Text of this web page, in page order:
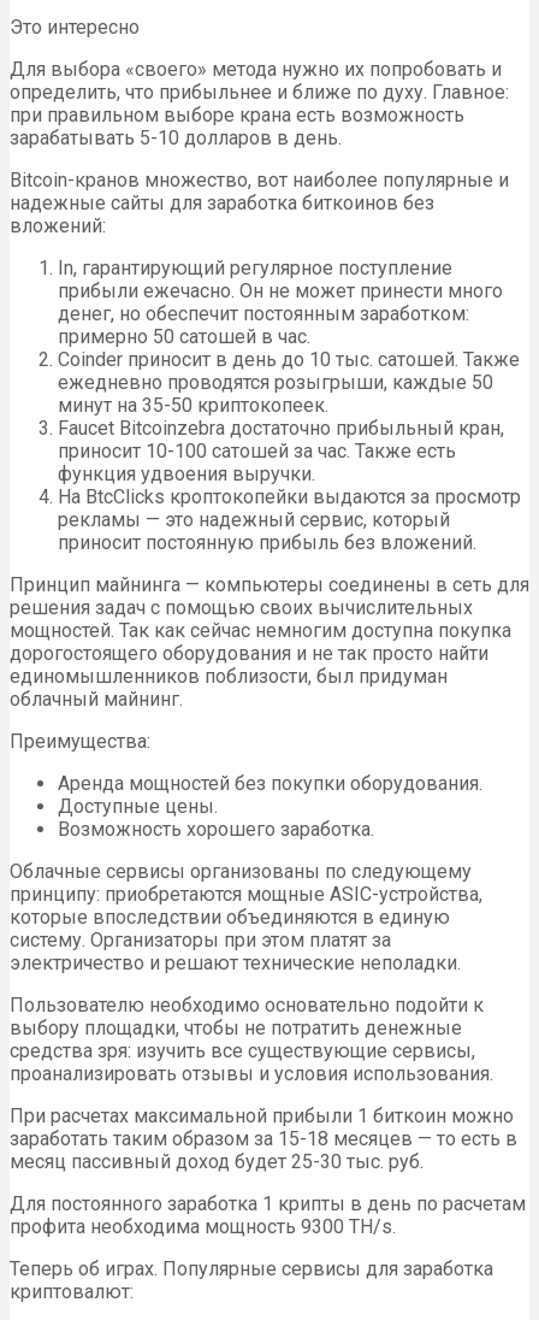
Это интересно
Для выбора «своего» метода нужно их попробовать и
определить, что прибыльнее и ближе по духу. Главное:
при правильном выборе крана есть возможность
зарабатывать 5-10 долларов в день.
Bitcoin-кранов множество, вот наиболее популярные и
надежные сайты для заработка биткоинов без
вложений:
In, гарантирующий регулярное поступление
прибыли ежечасно. Он не может принести много
денег, но обеспечит постоянным заработком:
примерно 50 сатошей в час.
Coinder приносит в день до 10 тыс. сатошей. Также
ежедневно проводятся розыгрыши, каждые 50
минут на 35-50 криптокопеек.
Faucet Bitcoinzebra достаточно прибыльный кран,
приносит 10-100 сатошей за час. Также есть
функция удвоения выручки.
На BtcClicks кроптокопейки выдаются за просмотр
рекламы — это надежный сервис, который
приносит постоянную прибыль без вложений.
Принцип майнинга — компьютеры соединены в сеть для
решения задач с помощью своих вычислительных
мощностей. Так как сейчас немногим доступна покупка
дорогостоящего оборудования и не так просто найти
единомышленников поблизости, был придуман
облачный майнинг.
Преимущества:
Аренда мощностей без покупки оборудования.
Доступные цены.
Возможность хорошего заработка.
Облачные сервисы организованы по следующему
принципу: приобретаются мощные ASIC-устройства,
которые впоследствии объединяются в единую
систему. Организаторы при этом платят за
электричество и решают технические неполадки.
Пользователю необходимо основательно подойти к
выбору площадки, чтобы не потратить денежные
средства зря: изучить все существующие сервисы,
проанализировать отзывы и условия использования.
При расчетах максимальной прибыли 1 биткоин можно
заработать таким образом за 15-18 месяцев — то есть в
месяц пассивный доход будет 25-30 тыс. руб.
Для постоянного заработка 1 крипты в день по расчетам
профита необходима мощность 9300 TH/s.
Теперь об играх. Популярные сервисы для заработка
криптовалют: